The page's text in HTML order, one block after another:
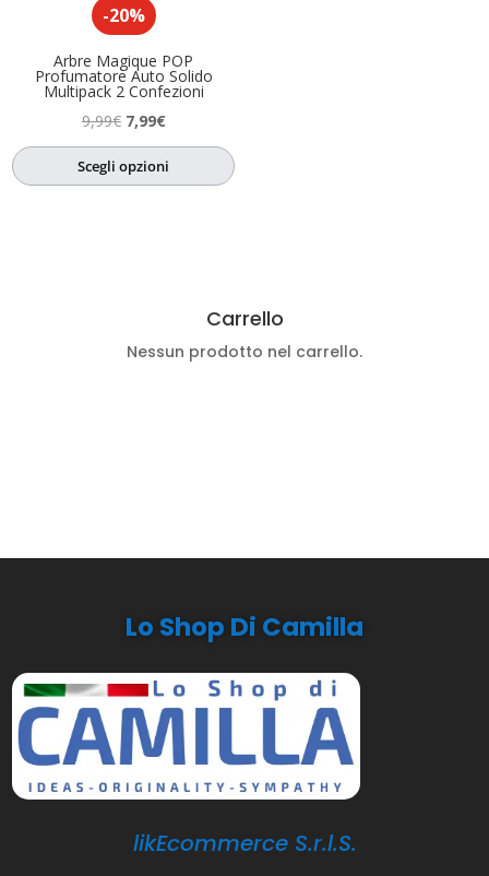
-20%
Arbre Magique POP
Profumatore Auto Solido
Multipack 2 Confezioni
9,99€ Il
prezzo
originale
7,99€Il
prezzo
attuale
Scegli opzioni
Carrello
Nessun prodotto nel carrello.
Lo Shop Di Camilla
likEcommerce S.r.l.S.